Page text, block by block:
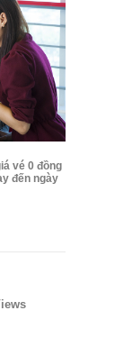
vé 0 đồng
đến ngày